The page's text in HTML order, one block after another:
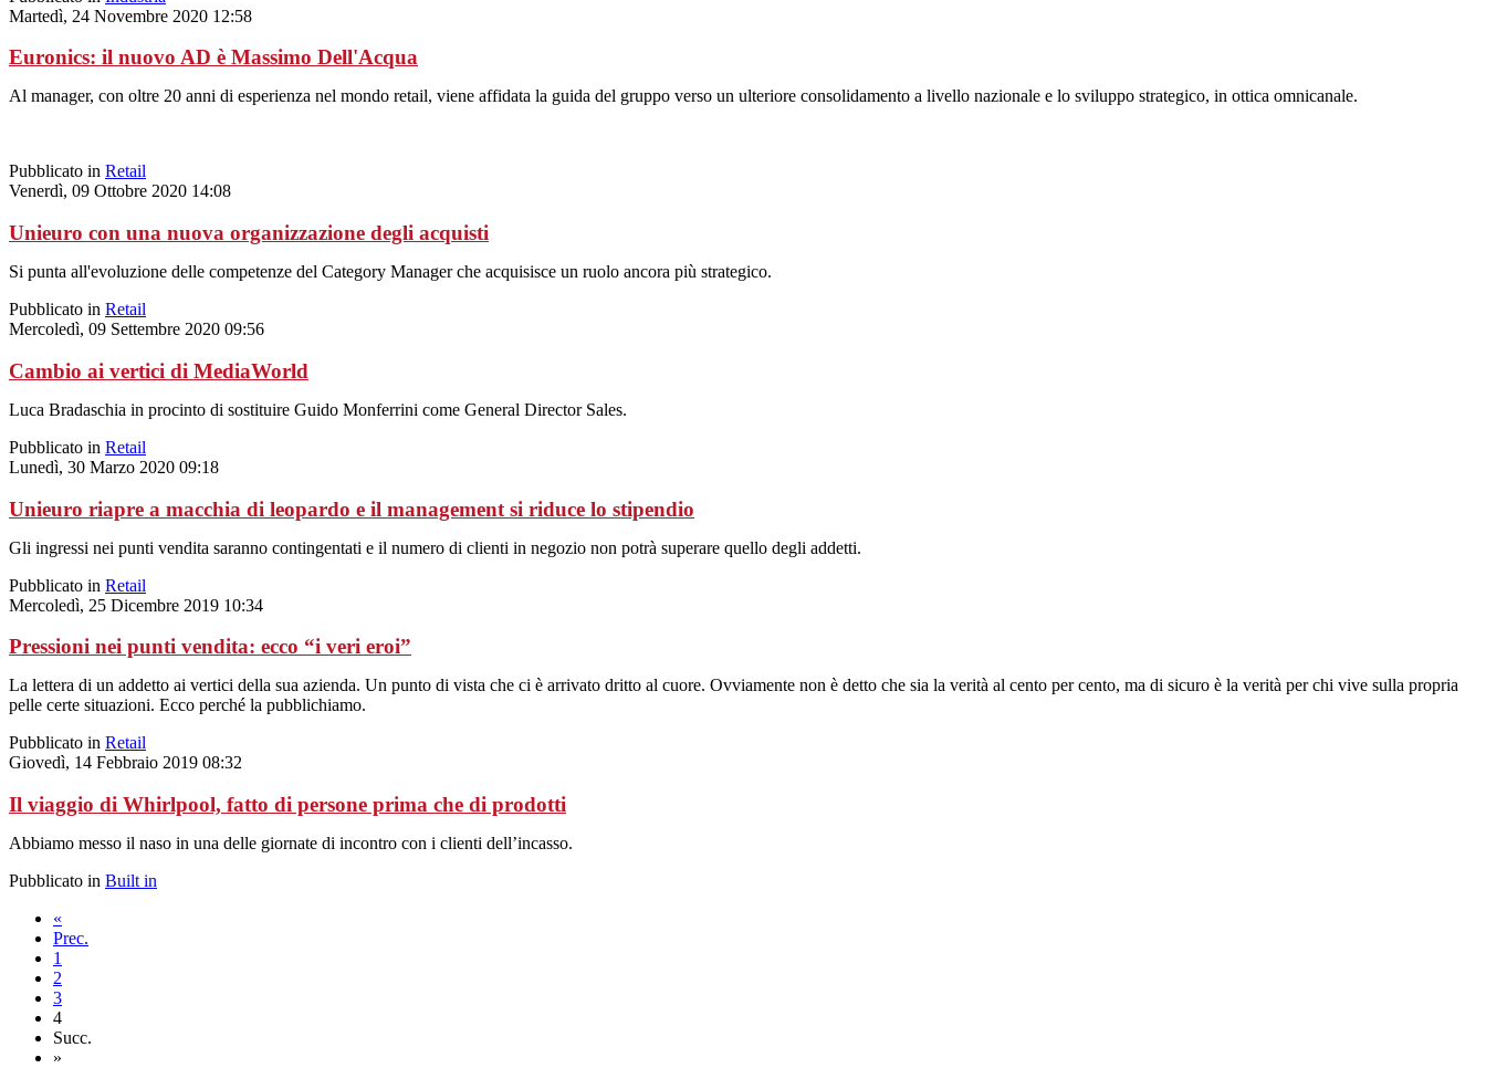
Martedì, 24 Novembre 2020 12:58
Euronics: il nuovo AD è Massimo Dell'Acqua
Al manager, con oltre 20 anni di esperienza nel mondo retail, viene affidata la guida del gruppo verso un ulteriore consolidamento a livello nazionale e lo sviluppo strategico, in ottica omnicanale.
Pubblicato in Retail
Venerdì, 09 Ottobre 2020 14:08
Unieuro con una nuova organizzazione degli acquisti
Si punta all'evoluzione delle competenze del Category Manager che acquisisce un ruolo ancora più strategico.
Pubblicato in Retail
Mercoledì, 09 Settembre 2020 09:56
Cambio ai vertici di MediaWorld
Luca Bradaschia in procinto di sostituire Guido Monferrini come General Director Sales.
Pubblicato in Retail
Lunedì, 30 Marzo 2020 09:18
Unieuro riapre a macchia di leopardo e il management si riduce lo stipendio
Gli ingressi nei punti vendita saranno contingentati e il numero di clienti in negozio non potrà superare quello degli addetti.
Pubblicato in Retail
Mercoledì, 25 Dicembre 2019 10:34
Pressioni nei punti vendita: ecco “i veri eroi”
La lettera di un addetto ai vertici della sua azienda. Un punto di vista che ci è arrivato dritto al cuore. Ovviamente non è detto che sia la verità al cento per cento, ma di sicuro è la verità per chi vive sulla propria
pelle certe situazioni. Ecco perché la pubblichiamo.
Pubblicato in Retail
Giovedì, 14 Febbraio 2019 08:32
Il viaggio di Whirlpool, fatto di persone prima che di prodotti
Abbiamo messo il naso in una delle giornate di incontro con i clienti dell’incasso.
Pubblicato in Built in
«
Prec.
1
2
3
4
Succ.
»